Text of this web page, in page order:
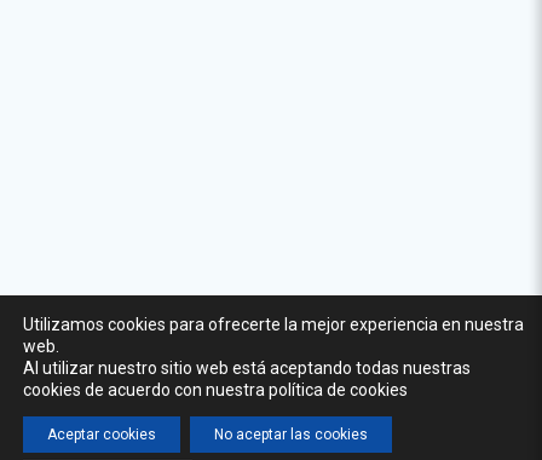
Utilizamos cookies para ofrecerte la mejor experiencia en nuestra
web.
Al utilizar nuestro sitio web está aceptando todas nuestras
cookies de acuerdo con nuestra política de cookies
Aceptar cookies No aceptar las cookies